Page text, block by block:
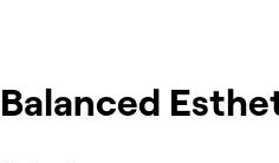
Balanced